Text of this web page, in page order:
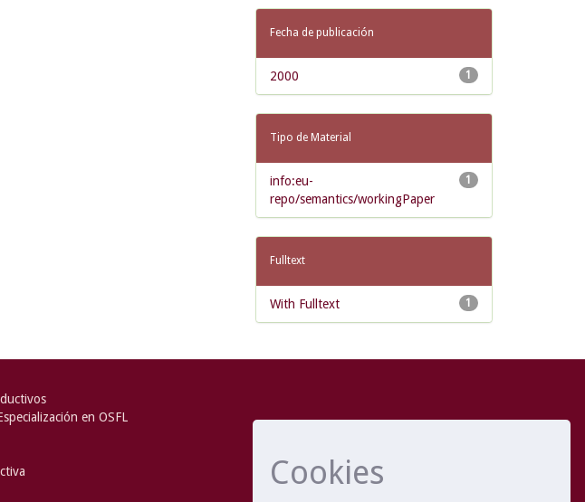
Cookies
Fecha de publicación
1
2000
Tipo de Material
1
info:eu-
repo/semantics/workingPaper
Fulltext
1
With Fulltext
en OSFL